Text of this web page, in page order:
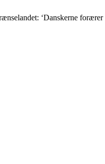
‘Danskerne